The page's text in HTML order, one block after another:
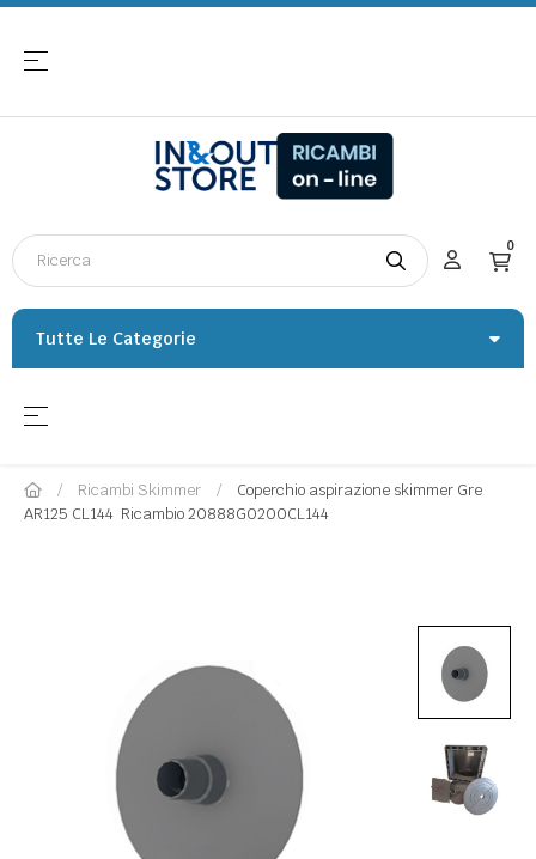
navigazione Toggle
☰
0
Tutte Le Categorie
navigazione Toggle
☰
Ricambi Skimmer
Coperchio aspirazione skimmer Gre
AR125 CL144  Ricambio 20888G0200CL144